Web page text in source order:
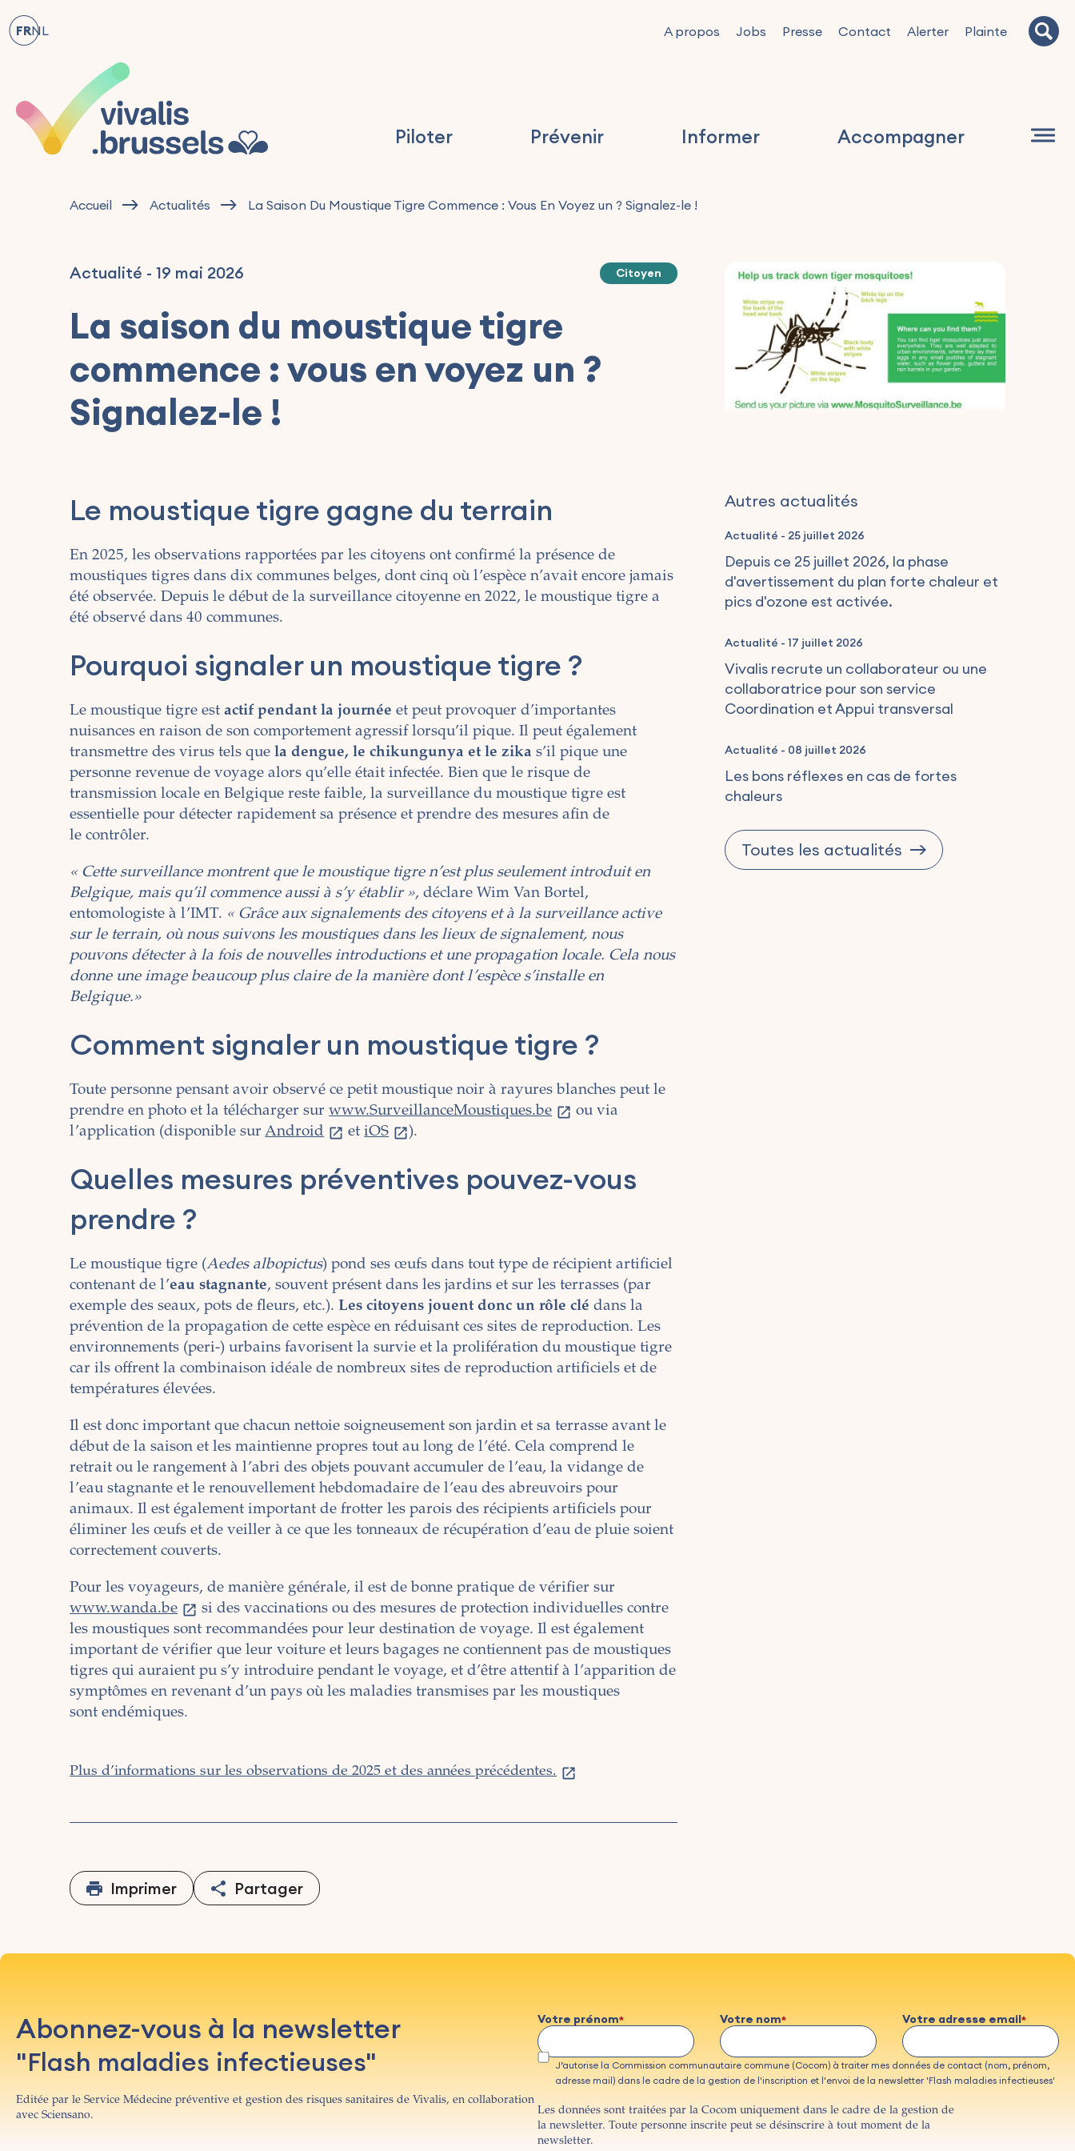
FRNL A propos Jobs Presse Contact Alerter Plainte
Piloter Prévenir Informer Accompagner
Accueil Actualités La Saison Du Moustique Tigre Commence : Vous En Voyez un ? Signalez-le !
Actualité -19 mai 2026 Citoyen
La saison du moustique tigre
commence : vous en voyez un ?
Signalez-le !
Le moustique tigre gagne du terrain
En 2025, les observations rapportées par les citoyens ont confirmé la présence de
moustiques tigres dans dix communes belges, dont cinq où l’espèce n’avait encore jamais
été observée. Depuis le début de la surveillance citoyenne en 2022, le moustique tigre a
été observé dans 40 communes.
Pourquoi signaler un moustique tigre ?
Le moustique tigre estactif pendant la journée et peut provoquer d’importantes
nuisances en raison de son comportement agressif lorsqu’il pique. Il peut également
transmettre des virus tels quela dengue, le chikungunya et le zika s’il pique une
personne revenue de voyage alors qu’elle était infectée. Bien que le risque de
transmission locale en Belgique reste faible, la surveillance du moustique tigre est
essentielle pour détecter rapidement sa présence et prendre des mesures afin de
le contrôler.
« Cette surveillance montrent que le moustique tigre n’est plus seulement introduit en
Belgique, mais qu’il commence aussi à s’y établir », déclare Wim Van Bortel,
entomologiste à l’IMT. « Grâce aux signalements des citoyens et à la surveillance active
sur le terrain, où nous suivons les moustiques dans les lieux de signalement, nous
pouvons détecter à la fois de nouvelles introductions et une propagation locale. Cela nous
donne une image beaucoup plus claire de la manière dont l’espèce s’installe en
Belgique.»
Comment signaler un moustique tigre ?
Toute personne pensant avoir observé ce petit moustique noir à rayures blanches peut le
prendre en photo et la télécharger surwww.SurveillanceMoustiques.be
ou via
l’application (disponible surAndroid etiOS ).
Quelles mesures préventives pouvez-vous
prendre ?
Le moustique tigre (Aedes albopictus) pond ses œufs dans tout type de récipient artificiel
contenant de l’eau stagnante, souvent présent dans les jardins et sur les terrasses (par
exemple des seaux, pots de fleurs, etc.). Les citoyens jouent donc un rôle clé dans la
prévention de la propagation de cette espèce en réduisant ces sites de reproduction. Les
environnements (peri-) urbains favorisent la survie et la prolifération du moustique tigre
car ils offrent la combinaison idéale de nombreux sites de reproduction artificiels et de
températures élevées.
Il est donc important que chacun nettoie soigneusement son jardin et sa terrasse avant le
début de la saison et les maintienne propres tout au long de l’été. Cela comprend le
retrait ou le rangement à l’abri des objets pouvant accumuler de l’eau, la vidange de
l’eau stagnante et le renouvellement hebdomadaire de l’eau des abreuvoirs pour
animaux. Il est également important de frotter les parois des récipients artificiels pour
éliminer les œufs et de veiller à ce que les tonneaux de récupération d’eau de pluie soient
correctement couverts.
Pour les voyageurs, de manière générale, il est de bonne pratique de vérifier sur
www.wanda.be
si des vaccinations ou des mesures de protection individuelles contre
les moustiques sont recommandées pour leur destination de voyage. Il est également
important de vérifier que leur voiture et leurs bagages ne contiennent pas de moustiques
tigres qui auraient pu s’y introduire pendant le voyage, et d’être attentif à l’apparition de
symptômes en revenant d’un pays où les maladies transmises par les moustiques
sont endémiques.
Plus d’informations sur les observations de 2025 et des années précédentes.
Imprimer Partager
Autres actualités
Actualité - 25 juillet 2026
Depuis ce 25 juillet 2026, la phase
d'avertissement du plan forte chaleur et
pics d'ozone est activée.
Actualité - 17 juillet 2026
Vivalis recrute un collaborateur ou une
collaboratrice pour son service
Coordination et Appui transversal
Actualité - 08 juillet 2026
Les bons réflexes en cas de fortes
chaleurs
Toutes les actualités
Abonnez-vous à la newsletter
"Flash maladies infectieuses"
Editée par le Service Médecine préventive et gestion des risques sanitaires de Vivalis, en collaboration
avec Sciensano.
Votre prénom Votre nom Votre adresse email
J’autorise la Commission communautaire commune (Cocom) à traiter mes données de contact (nom, prénom,
adresse mail) dans le cadre de la gestion de l'inscription et l'envoi de la newsletter 'Flash maladies infectieuses'
Les données sont traitées par la Cocom uniquement dans le cadre de la gestion de
la newsletter. Toute personne inscrite peut se désinscrire à tout moment de la
newsletter.